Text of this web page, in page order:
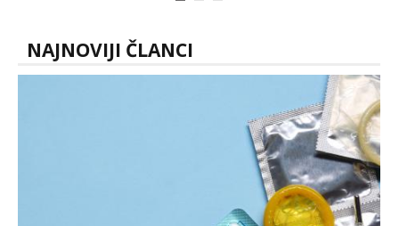
NAJNOVIJI ČLANCI